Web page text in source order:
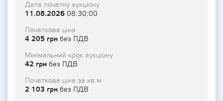
Дата початку аукціону
11.08.2026 08:30:00
Початкова ціна
4 205 грн без ПДВ
Мінімальний крок аукціону
42 грн без ПДВ
Початкова ціна за кв.м
2 103 грн без ПДВ